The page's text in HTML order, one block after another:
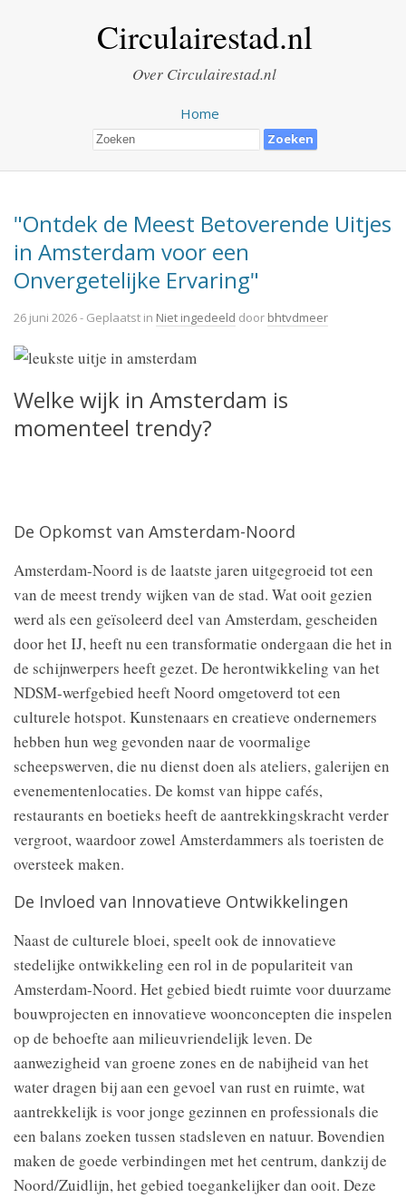
Circulairestad.nl
Over Circulairestad.nl
Home
"Ontdek de Meest Betoverende Uitjes
in Amsterdam voor een
Onvergetelijke Ervaring"
26 juni 2026- Geplaatst in Niet ingedeeld door bhtvdmeer
Welke wijk in Amsterdam is
momenteel trendy?
De Opkomst van Amsterdam-Noord
Amsterdam-Noord is de laatste jaren uitgegroeid tot een
van de meest trendy wijken van de stad. Wat ooit gezien
werd als een geïsoleerd deel van Amsterdam, gescheiden
door het IJ, heeft nu een transformatie ondergaan die het in
de schijnwerpers heeft gezet. De herontwikkeling van het
NDSM-werfgebied heeft Noord omgetoverd tot een
culturele hotspot. Kunstenaars en creatieve ondernemers
hebben hun weg gevonden naar de voormalige
scheepswerven, die nu dienst doen als ateliers, galerijen en
evenementenlocaties. De komst van hippe cafés,
restaurants en boetieks heeft de aantrekkingskracht verder
vergroot, waardoor zowel Amsterdammers als toeristen de
oversteek maken.
De Invloed van Innovatieve Ontwikkelingen
Naast de culturele bloei, speelt ook de innovatieve
stedelijke ontwikkeling een rol in de populariteit van
Amsterdam-Noord. Het gebied biedt ruimte voor duurzame
bouwprojecten en innovatieve woonconcepten die inspelen
op de behoefte aan milieuvriendelijk leven. De
aanwezigheid van groene zones en de nabijheid van het
water dragen bij aan een gevoel van rust en ruimte, wat
aantrekkelijk is voor jonge gezinnen en professionals die
een balans zoeken tussen stadsleven en natuur. Bovendien
maken de goede verbindingen met het centrum, dankzij de
Noord/Zuidlijn, het gebied toegankelijker dan ooit. Deze